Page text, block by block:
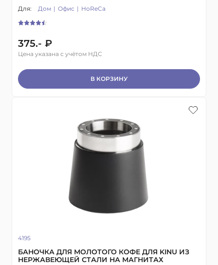
Для: Дом Офис HoReCa
375.- ₽
Цена указана с учётом НДС
В КОРЗИНУ
4195
БАНОЧКА ДЛЯ МОЛОТОГО КОФЕ ДЛЯ KINU ИЗ
НЕРЖАВЕЮЩЕЙ СТАЛИ НА МАГНИТАХ